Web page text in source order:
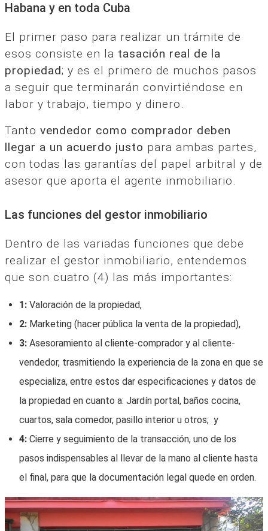
Habana y en toda Cuba
El primer paso para realizar un trámite de
esos consiste en la tasación real de la
propiedad; y es el primero de muchos pasos
a seguir que terminarán convirtiéndose en
labor y trabajo, tiempo y dinero.
Tanto vendedor como comprador deben
llegar a un acuerdo justo para ambas partes,
con todas las garantías del papel arbitral y de
asesor que aporta el agente inmobiliario.
Las funciones del gestor inmobiliario
Dentro de las variadas funciones que debe
realizar el gestor inmobiliario, entendemos
que son cuatro (4) las más importantes:
1: Valoración de la propiedad,
2: Marketing (hacer pública la venta de la propiedad),
3: Asesoramiento al cliente-comprador y al cliente-
vendedor, trasmitiendo la experiencia de la zona en que se
especializa, entre estos dar especificaciones y datos de
la propiedad en cuanto a: Jardín portal, baños cocina,
cuartos, sala comedor, pasillo interior u otros; y
4: Cierre y seguimiento de la transacción, uno de los
pasos indispensables al llevar de la mano al cliente hasta
el final, para que la documentación legal quede en orden.